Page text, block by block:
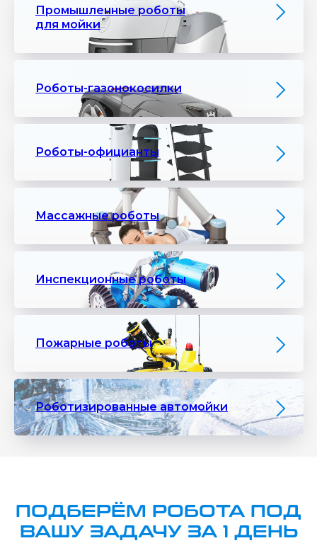
Промышленные роботы
для мойки
Роботы-газонокосилки
Роботы-официанты
Массажные роботы
Инспекционные роботы
Пожарные роботы
Роботизированные автомойки
ПОДБЕРЁМ РОБОТА ПОД
ВАШУ ЗАДАЧУ ЗА 1 ДЕНЬ